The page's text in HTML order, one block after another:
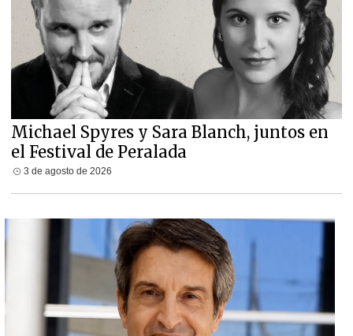
Michael Spyres y Sara Blanch, juntos en
el Festival de Peralada
3 de agosto de 2026